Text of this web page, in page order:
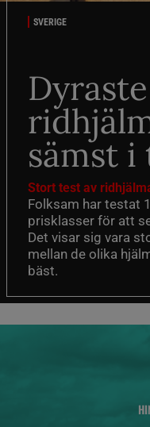
SVERIGE
Dyraste
sämst i
Stort test av
Folksam har testat
prisklasser för att
Det visar sig vara
mellan de olika
bäst.